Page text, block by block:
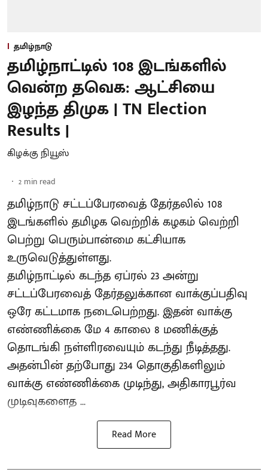
தமிழ்நாடு
தமிழ்நாட்டில் 108 இடங்களில்
வென்ற தவெக: ஆட்சியை
இழந்த திமுக | TN Election
Results |
கிழக்கு நியூஸ்
2 min read
தமிழ்நாடு சட்டப்பேரவைத் தேர்தலில் 108
இடங்களில் தமிழக வெற்றிக் கழகம் வெற்றி
பெற்று பெரும்பான்மை கட்சியாக
உருவெடுத்துள்ளது.
தமிழ்நாட்டில் கடந்த ஏப்ரல் 23 அன்று
சட்டப்பேரவைத் தேர்தலுக்கான வாக்குப்பதிவு
ஒரே கட்டமாக நடைபெற்றது. இதன் வாக்கு
எண்ணிக்கை மே 4 காலை 8 மணிக்குத்
தொடங்கி நள்ளிரவையும் கடந்து நீடித்தது.
அதன்பின் தற்போது 234 தொகுதிகளிலும்
வாக்கு எண்ணிக்கை முடிந்து, அதிகாரபூர்வ
முடிவுகளைத ...
Read More